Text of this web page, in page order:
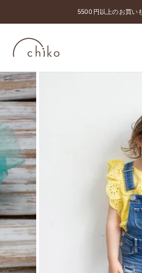
ス
キ
ッ
プ
す
る
5500円以上のお買い